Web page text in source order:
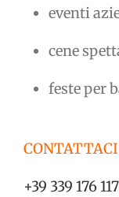
eventi
cene
feste per
+39 339 176